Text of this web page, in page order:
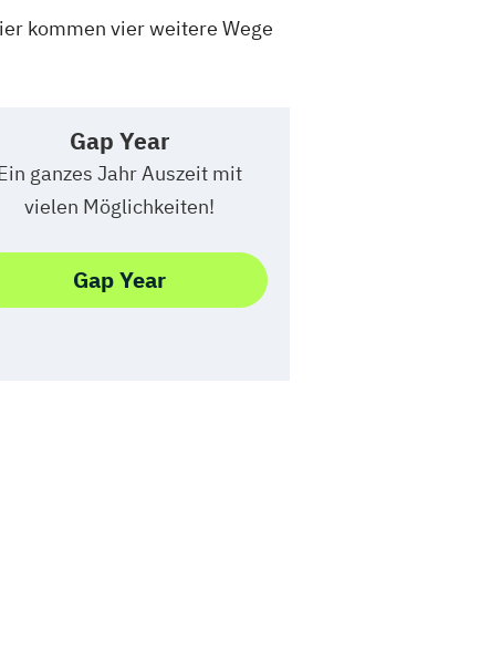
kommen vier weitere Wege
Gap Year
ganzes Jahr Auszeit mit
vielen Möglichkeiten!
Gap Year